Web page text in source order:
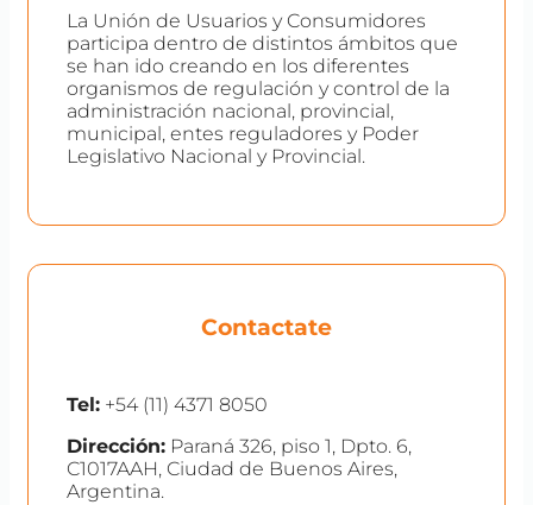
La Unión de Usuarios y Consumidores
participa dentro de distintos ámbitos que
se han ido creando en los diferentes
organismos de regulación y control de la
administración nacional, provincial,
municipal, entes reguladores y Poder
Legislativo Nacional y Provincial.
Contactate
Tel: +54 (11) 4371 8050
Dirección: Paraná 326, piso 1, Dpto. 6,
C1017AAH, Ciudad de Buenos Aires,
Argentina.